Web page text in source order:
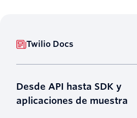
Twilio Docs
Desde API hasta SDK y
aplicaciones de muestra